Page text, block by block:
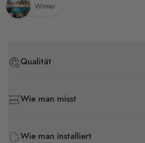
Qualität
Wie man misst
Wie man installiert
Winter